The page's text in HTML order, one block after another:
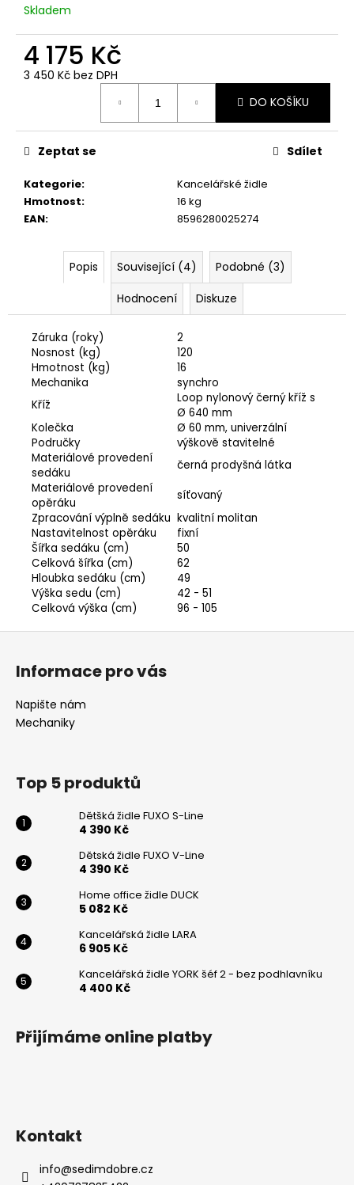
Skladem
4 175 Kč
3 450 Kč bez DPH
DO KOŠÍKU
Kategorie:
Kancelářské židle
Hmotnost:
16 kg
EAN: 8596280025274
Zeptat se Sdílet
Popis Související (4)
Podobné (3)
Hodnocení
Diskuze
Záruka (roky)
2
Nosnost (kg)
120
Hmotnost (kg)
16
Mechanika
synchro
Kříž
Loop nylonový černý kříž s
Ø 640 mm
Kolečka
Ø 60 mm, univerzální
Područky
výškově stavitelné
Materiálové provedení
sedáku
černá prodyšná látka
Materiálové provedení
opěráku
síťovaný
Zpracování výplně sedáku kvalitní molitan
Nastavitelnost opěráku
fixní
Šířka sedáku (cm)
50
Celková šířka (cm)
62
Hloubka sedáku (cm)
49
Výška sedu (cm)
42 - 51
Celková výška (cm)
96 - 105
Z
Informace pro vás
Napište nám
Mechaniky
Top 5 produktů
Dětšká židle FUXO S-Line
4 390 Kč
Dětská židle FUXO V-Line
4 390 Kč
Home office židle DUCK
5 082 Kč
Kancelářská židle LARA
6 905 Kč
Kancelářská židle YORK šéf 2 - bez podhlavníku
4 400 Kč
Přijímáme online platby
Kontakt
info@sedimdobre.cz
Powered by chaterimo